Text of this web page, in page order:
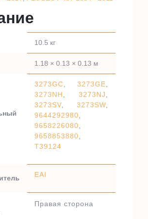
10.5 кг
1.18 × 0.13 × 0.13 м
3273GC 3273GE
3273NH
3273NJ
3273SV
3273SW
9644292980
9658226080
9658853880
T39124
EAI
Правая сторона